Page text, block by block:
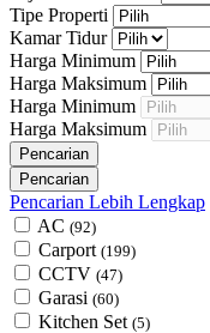
Tipe Properti
Kamar Tidur
Harga Minimum
Harga Maksimum
Harga Minimum
Harga Maksimum
Pencarian Lebih Lengkap
AC (92)
Carport (199)
CCTV (47)
Garasi (60)
Kitchen Set (5)